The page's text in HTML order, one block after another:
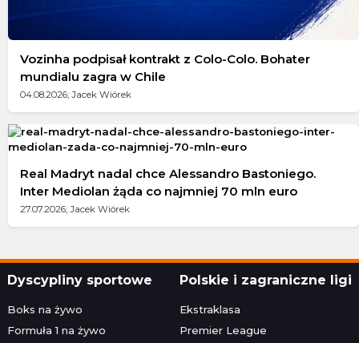
Vozinha podpisał kontrakt z Colo-Colo. Bohater
mundialu zagra w Chile
04.08.2026; Jacek Wiórek
Real Madryt nadal chce Alessandro Bastoniego.
Inter Mediolan żąda co najmniej 70 mln euro
27.07.2026; Jacek Wiórek
Dyscypliny sportowe
Boks na żywo
Formuła 1 na żywo
Polskie i zagraniczne ligi
Ekstraklasa
Premier League